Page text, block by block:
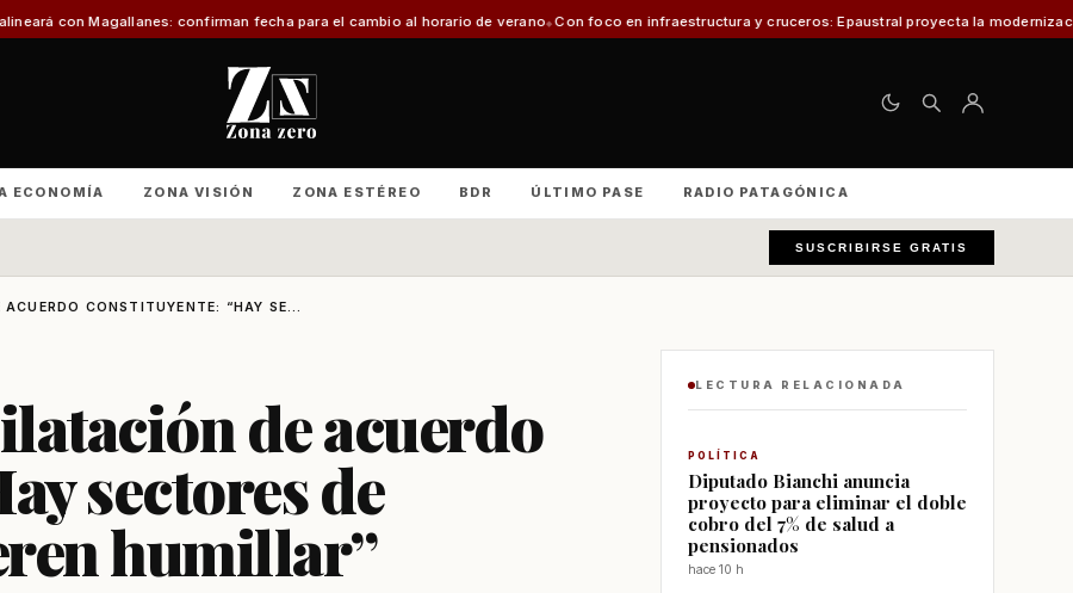
confirman fecha para el cambio al horario de verano Con foco en infraestructura y cruceros: Epaustral proyecta la modernización portuaria para
ECONOMÍA ZONA VISIÓN ZONA ESTÉREO BDR ÚLTIMO PASE RADIO PATAGÓNICA
SUSCRIBIRSE GRATIS
CONSTITUYENTE: “HAY SE...
de acuerdo
sectores de
humillar”
LECTURA RELACIONADA
POLÍTICA
Diputado Bianchi anuncia
proyecto para eliminar el doble
cobro del 7% de salud a
pensionados
hace 10 h